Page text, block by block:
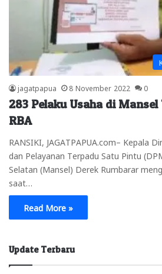
jagatpapua 8 November 2022 0
283 Pelaku Usaha di Mansel
RBA
RANSIKI, JAGATPAPUA.com– Kepala
dan Pelayanan Terpadu Satu Pintu
Selatan (Mansel) Derek Rumbarar
saat…
Read More »
Update Terbaru